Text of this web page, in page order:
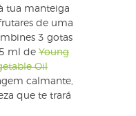
tua manteiga
de uma
3 gotas
ml de Young
Oil
calmante,
que te trará